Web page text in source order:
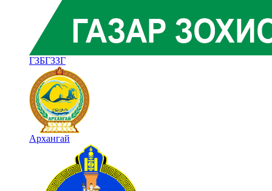
ГЗБГЗЗГ
Архангай